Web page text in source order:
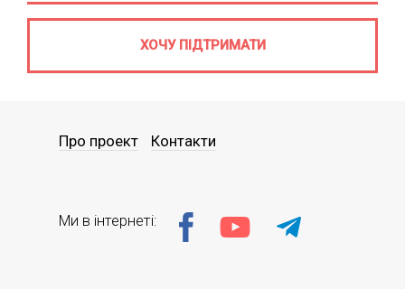
ХОЧУ ПІДТРИМАТИ
Про проект Контакти
Ми в інтернеті: